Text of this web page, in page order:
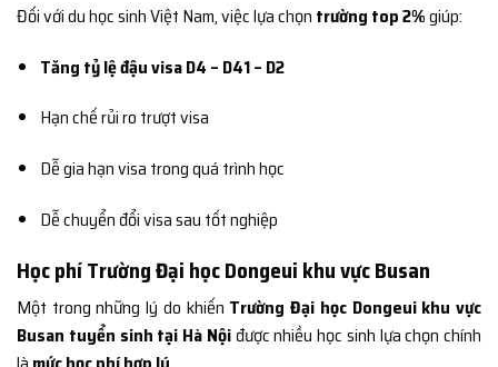
Đối với du học sinh Việt Nam, việc lựa chọn trường top 2%giúp:
Tăng tỷ lệ đậu visa D4 – D41 – D2
Hạn chế rủi ro trượt visa
Dễ gia hạn visa trong quá trình học
Dễ chuyển đổi visa sau tốt nghiệp
Học phí Trường Đại học Dongeui khu vực Busan
Một trong những lý do khiến Trường Đại học Dongeui khu vực
Busan tuyển sinh tại Hà Nộiđược nhiều học sinh lựa chọn chính